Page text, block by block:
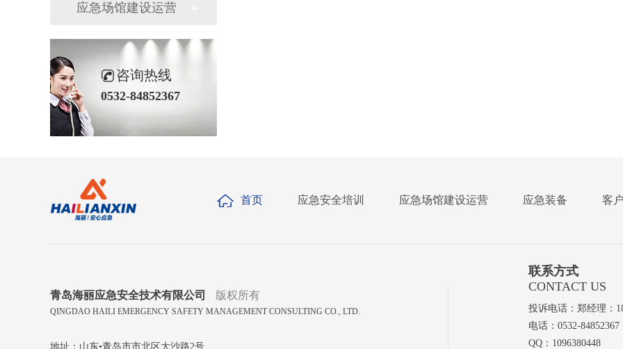
应急场馆建设运营
咨询热线
0532-84852367
首页 应急安全培训 应急场馆建设运营 应急装备 客
青岛海丽应急安全技术有限公司 版权所有
QINGDAO HAILI EMERGENCY SAFETY MANAGEMENT CONSULTING CO., LTD.
地址：山东•青岛市市北区大沙路2号
联系方式
CONTACT US
投诉电话：郑经理：
电话：0532-84852367
QQ：1096380448